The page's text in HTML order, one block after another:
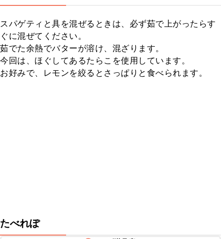
スパゲティと具を混ぜるときは、必ず茹で上がったらす
ぐに混ぜてください。
茹でた余熱でバターが溶け、混ざります。
今回は、ほぐしてあるたらこを使用しています。
お好みで、レモンを絞るとさっぱりと食べられます。
たべれぽ